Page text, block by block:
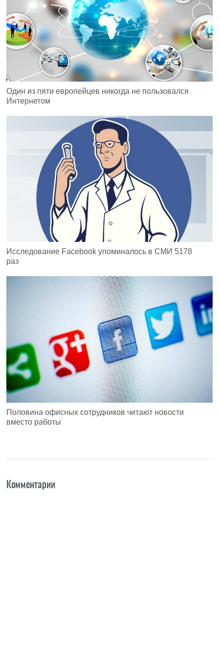
Один из пяти европейцев никогда не пользовался
Интернетом
Исследование Facebook упоминалось в СМИ 5178
раз
Половина офисных сотрудников читают новости
вместо работы
Комментарии